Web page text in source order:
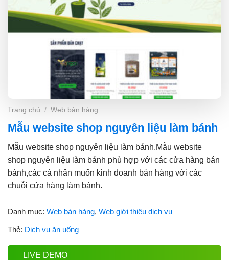
Trang chủ / Web bán hàng
Mẫu website shop nguyên liệu làm bánh
Mẫu website shop nguyên liệu làm bánh.Mẫu website
shop nguyên liệu làm bánh phù hợp với các cửa hàng bán
bánh,các cá nhân muốn kinh doanh bán hàng với các
chuỗi cửa hàng làm bánh.
Danh mục: Web bán hàng, Web giới thiệu dịch vụ
Thẻ: Dịch vụ ăn uống
LIVE DEMO